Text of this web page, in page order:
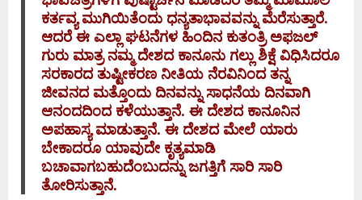
ಕರ್ತವ್ಯ ಮುಗಿಯಿತೆಂದು ಧನ್ಯತಾಭಾವವನ್ನು ಮೆರೆಸುತ್ತಾರೆ.
ಆದರೆ ಈ ಎಲ್ಲಾ ಘಟನೆಗಳ ಹಿಂದಿನ ಕುತಂತ್ರಿ ಅಫಜಲ್
ಗುರು ಮಾತ್ರ ನಮ್ಮ ದೇಶದ ಕಾನೂನು ಗಲ್ಲು ಶಿಕ್ಷೆ ವಿಧಿಸಿದರೂ
ಸರಕಾರದ ತುಷ್ಟೀಕರಣ ನೀತಿಯ ನೆರವಿನಿಂದ ತನ್ನ
ಜೀವನದ ಮತ್ತೊಂದು ದಿನವನ್ನು ಸಾಧನೆಯ ದಿನವಾಗಿ
ಆನಂದದಿಂದ ಕಳೆಯುತ್ತಾನೆ. ಈ ದೇಶದ ಕಾನೂನಿನ
ಅಪಹಾಸ್ಯ ಮಾಡುತ್ತಾನೆ. ಈ ದೇಶದ ಮೇಲೆ ಯಾರು
ಬೇಕಾದರೂ ಯಾವುದೇ ಕೃತ್ಯಮಾಡಿ
ಬಚಾವಾಗಬಹುದೆಂಬುದನ್ನು ಜಗತ್ತಿಗೆ ಸಾರಿ ಸಾರಿ
ತೋರಿಸುತ್ತಾನೆ.